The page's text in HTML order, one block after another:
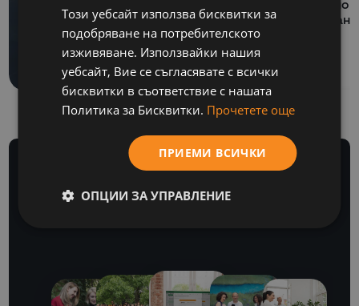
Как се подготвя SAF-
T файл за подаване
към НАП?
ENGLISH
Този уебсайт използва бисквитки за
подобряване на потребителското
изживяване. Използвайки нашия
уебсайт, Вие се съгласявате с всички
бисквитки в съответствие с нашата
Политика за Бисквитки. Прочетете още
ПРИЕМИ ВСИЧКИ
ОПЦИИ ЗА УПРАВЛЕНИЕ